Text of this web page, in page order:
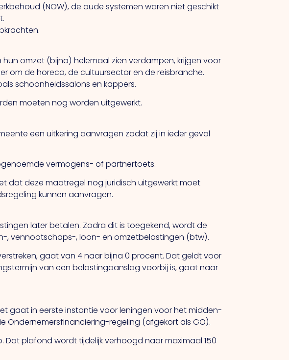
(NOW), de oude systemen waren niet geschikt
omzet (bijna) helemaal zien verdampen, krijgen voor
om de horeca, de cultuursector en de reisbranche.
schoonheidssalons en kappers.
moeten nog worden uitgewerkt.
een uitkering aanvragen zodat zij in ieder geval
vermogens- of partnertoets.
dat deze maatregel nog juridisch uitgewerkt moet
kunnen aanvragen.
later betalen. Zodra dit is toegekend, wordt de
, vennootschaps-, loon- en omzetbelastingen (btw).
gaat van 4 naar bijna 0 procent. Dat geldt voor
van een belastingaanslag voorbij is, gaat naar
gaat in eerste instantie voor leningen voor het midden-
Ondernemersfinanciering-regeling (afgekort als GO).
Dat plafond wordt tijdelijk verhoogd naar maximaal 150